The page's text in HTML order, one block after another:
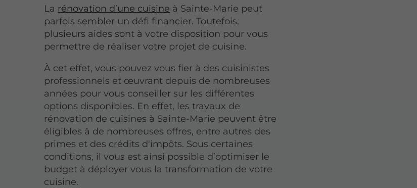
La rénovation d’une cuisine à Sainte-Marie peut
parfois sembler un défi financier. Toutefois,
plusieurs aides sont à votre disposition pour vous
permettre de réaliser votre projet de cuisine.
À cet effet, vous pouvez vous fier à des cuisinistes
professionnels et œuvrant depuis de nombreuses
années pour vous conseiller sur les différentes
options disponibles. En effet, les travaux de
rénovation de cuisines à Sainte-Marie peuvent être
éligibles à de nombreuses offres, entre autres des
primes et des crédits d'impôts. Sous certaines
conditions, il vous est ainsi possible d’optimiser le
budget à déployer vous la transformation de votre
cuisine.